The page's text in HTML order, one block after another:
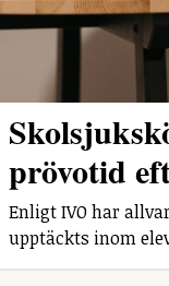
prövotid
Enligt IVO har
upptäckts inom